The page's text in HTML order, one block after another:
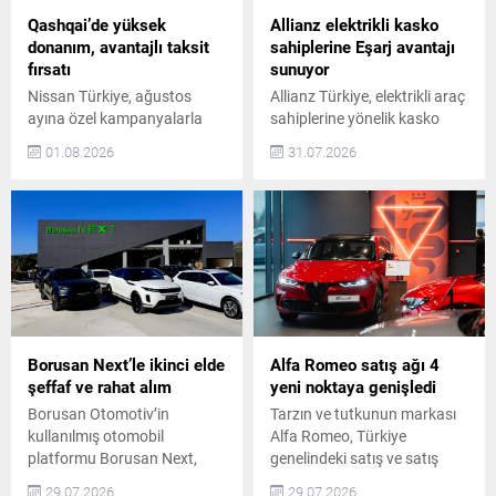
Petlas’ın 50. Yıl
Kampanyasında
Mercedes’ler Sahiplerini
Buldu Petlas, yenilikçi
teknolojileri ve güçlü...
öne çıkıyor. Vitara ve S-
Cross...
Qashqai’de yüksek
donanım, avantajlı taksit
fırsatı
Nissan Türkiye, ağustos
ayına özel kampanyalarla
SUV segmentindeki iddialı
modeli Qashqai’yi avantajlı
seçenekleriyle sunuyor.
Qashqai Mild Hybrid
Designpack versiyonu,
2.199.000 TL tavsiye edilen
kampanyalı anahtar teslim
fiyatıyla Nissan yetkili
satıcılarında satışta.
Qashqai Üst Donanım ve
Finansman Fırsatları
Qashqai ailesinin üst
donanım seviyelerini tercih
eden ticari müşteriler için...
01.08.2026
Allianz elektrikli kasko
sahiplerine Eşarj avantajı
sunuyor
Allianz Türkiye, elektrikli araç
sahiplerine yönelik kasko
ürünlerinin kapsamını yeni
teminatlarla genişletti.
Elektrikli kasko paketlerine
duvar tipi şarj ünitesi arızası,
şarj sırasında istasyon veya
ekipman kaynaklı zararlar ile
araç multimedya ekranı
kırılması teminatları eklendi.
Ayrıca, Eşarj iş birliğiyle
başlatılan kampanya
kapsamında bu ürünlere
sahip sigortalılar, Eşarj...
31.07.2026
Borusan Next’le ikinci elde
şeffaf ve rahat alım
Borusan Otomotiv’in
kullanılmış otomobil
platformu Borusan Next,
hizmet ağını yeni yatırımıyla
29.07.2026
Alfa Romeo satış ağı 4
yeni noktaya genişledi
Tarzın ve tutkunun markası
Alfa Romeo, Türkiye
genelindeki satış ve satış
sonrası hizmet ağını
29.07.2026